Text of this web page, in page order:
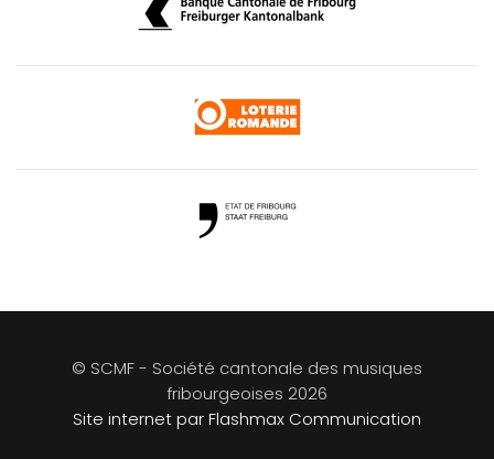
© SCMF - Société cantonale des musiques
fribourgeoises 2026
Site internet par Flashmax Communication